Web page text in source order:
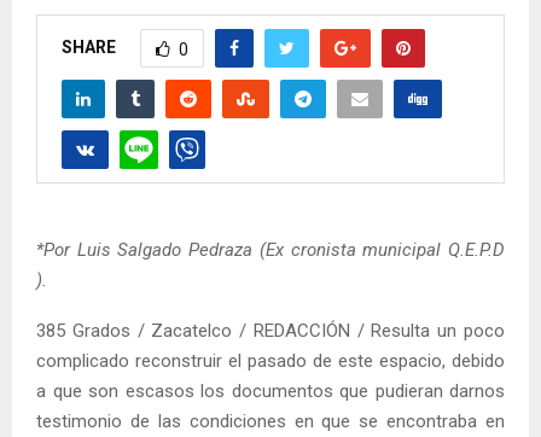
SHARE 0
*Por Luis Salgado Pedraza (Ex cronista municipal Q.E.P.D
).
385 Grados / Zacatelco / REDACCIÓN / Resulta un poco
complicado reconstruir el pasado de este espacio, debido
a que son escasos los documentos que pudieran darnos
testimonio de las condiciones en que se encontraba en